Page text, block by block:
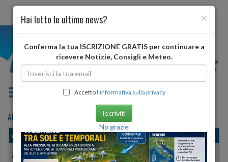
Toggle navigation
ANTRONA SCHIERANCO previsioni meteo
martedì, 11 agosto 2026
ANTRONA SCHIERANCO
×
Hai letto le ultime news?
Conferma la tua ISCRIZIONE GRATIS per continuare a
ricevere Notizie, Consigli e Meteo.
Accettol'informativa sulla privacy
Iscriviti
No grazie